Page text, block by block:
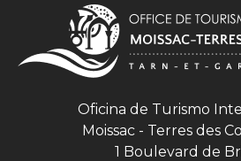
Oficina de Turismo
Moissac - Terres des
1 Boulevard de